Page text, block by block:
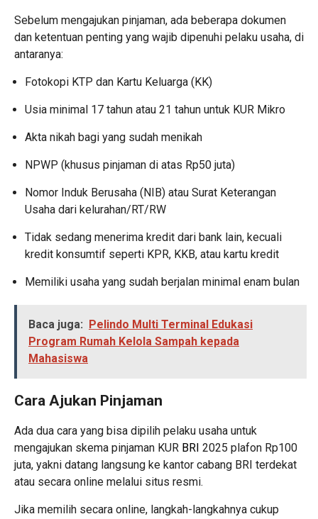
Sebelum mengajukan pinjaman, ada beberapa dokumen
dan ketentuan penting yang wajib dipenuhi pelaku usaha, di
antaranya:
Fotokopi KTP dan Kartu Keluarga (KK)
Usia minimal 17 tahun atau 21 tahun untuk KUR Mikro
Akta nikah bagi yang sudah menikah
NPWP (khusus pinjaman di atas Rp50 juta)
Nomor Induk Berusaha (NIB) atau Surat Keterangan
Usaha dari kelurahan/RT/RW
Tidak sedang menerima kredit dari bank lain, kecuali
kredit konsumtif seperti KPR, KKB, atau kartu kredit
Memiliki usaha yang sudah berjalan minimal enam bulan
Baca juga:
Pelindo Multi Terminal Edukasi
Program Rumah Kelola Sampah kepada
Mahasiswa
Cara Ajukan Pinjaman
Ada dua cara yang bisa dipilih pelaku usaha untuk
mengajukan skema pinjaman KUR BRI 2025 plafon Rp100
juta, yakni datang langsung ke kantor cabang BRI terdekat
atau secara online melalui situs resmi.
Jika memilih secara online, langkah-langkahnya cukup